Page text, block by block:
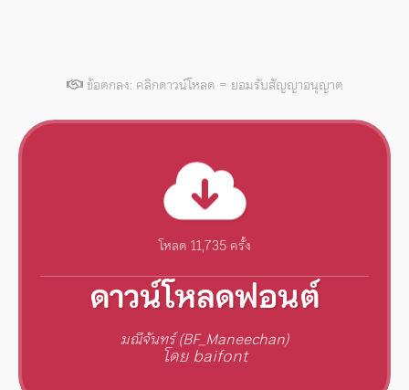
ข้อตกลง: คลิกดาวน์โหลด = ยอมรับสัญญาอนุญาต
โหลด 11,735 ครั้ง
ดาวน์โหลดฟอนต์
มณีจันทร์ (BF_Maneechan)
โดย baifont